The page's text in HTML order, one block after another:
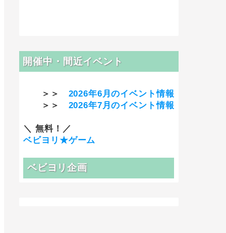
開催中・間近イベント
＞＞ 2026年6月のイベント情報
＞＞ 2026年7月のイベント情報
＼ 無料！／
ベビヨリ★ゲーム
ベビヨリ企画